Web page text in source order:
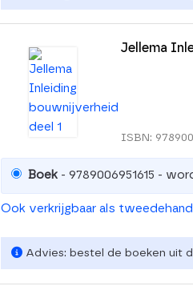
Jellema
ISBN:
Boek - 9789006951615 -
Ook verkrijgbaar als
Advies: bestel de boeken uit